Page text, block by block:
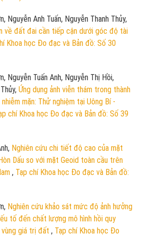
Nguyễn Anh Tuấn, Nguyễn Thanh Thủy,
về đất đai cần tiếp cận dưới góc độ tài
Khoa học Đo đạc và Bản đồ: Số 30
Nguyễn Tuấn Anh, Nguyễn Thị Hồi,
Ứng dụng ảnh viễn thám trong thành
mặn: Thử nghiệm tại Uông Bí -
chí Khoa học Đo đạc và Bản đồ: Số 39
Nghiên cứu chi tiết độ cao của mặt
Dấu so với mặt Geoid toàn cầu trên
, Tạp chí Khoa học Đo đạc và Bản đồ:
Nghiên cứu khảo sát mức độ ảnh hưởng
tố đến chất lượng mô hình hồi quy
giá trị đất , Tạp chí Khoa học Đo